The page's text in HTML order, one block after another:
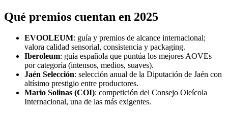
Qué premios cuentan en 2025
EVOOLEUM: guía y premios de alcance internacional;
valora calidad sensorial, consistencia y packaging.
Iberoleum: guía española que puntúa los mejores AOVEs
por categoría (intensos, medios, suaves).
Jaén Selección: selección anual de la Diputación de Jaén con
altísimo prestigio entre productores.
Mario Solinas (COI): competición del Consejo Oleícola
Internacional, una de las más exigentes.